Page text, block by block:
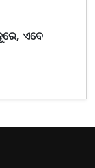
ଏବେ